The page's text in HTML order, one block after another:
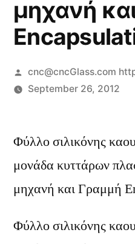
μηχανή
Posted
by
cnc@cncGlass.com
September 26, 2012
Φύλλο σιλικόνης
μονάδα κυττάρων
μηχανή και Γραμμή
Φύλλο σιλικόνης